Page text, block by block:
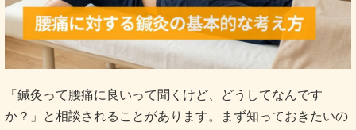
「鍼灸って腰痛に良いって聞くけど、どうしてなんです
か？」と相談されることがあります。まず知っておきたいの